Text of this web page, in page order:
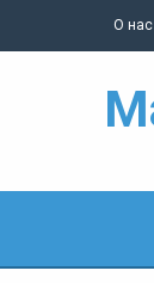
О нас